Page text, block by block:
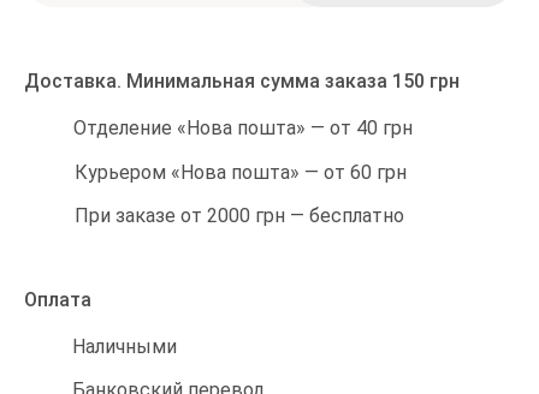
Доставка. Минимальная сумма заказа 150 грн
Отделение «Нова пошта» — от 40 грн
Курьером «Нова пошта» — от 60 грн
При заказе от 2000 грн — бесплатно
Оплата
Наличными
Банковский перевод